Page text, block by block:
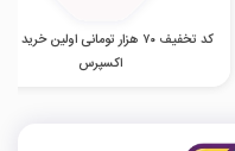
کد تخفیف ۷۰ هزار تومانی اولین خرید
اکسپرس